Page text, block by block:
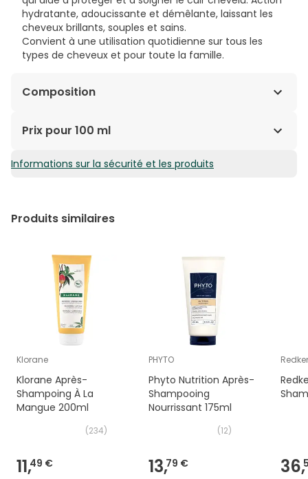
hydratante, adoucissante et démêlante, laissant les
cheveux brillants, souples et sains.
Convient à une utilisation quotidienne sur tous les
types de cheveux et pour toute la famille.
Composition
EAU (AQUA), TRIGLYCÉRIDE CAPRYLIQUE/CAPRIQUE,
LAURYL GLUCOSIDE, POLYGLYCÉRYL-2
DIPOLYHYDROXYSTÉARATE, 1,2-HEXANEDIOL, EXTRAIT DE
GLYCÉRINE, POLYQUATERNIUM-37.
Prix pour 100 ml
10,18€ / 100 ml
Informations sur la sécurité et les produits
Produits similaires
Klorane
Klorane Après-
Shampoing À La
Mangue 200ml
(234)
11,49 €
PHYTO
Phyto Nutrition Après-
Shampooing
Nourrissant 175ml
(12)
13,79 € 36,